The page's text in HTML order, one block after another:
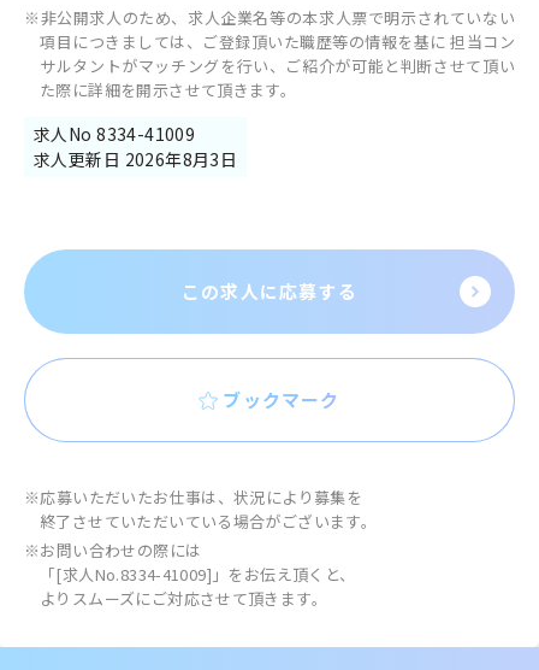
※非公開求人のため、求人企業名等の本求人票で明示されていない
項目につきましては、ご登録頂いた職歴等の情報を基に 担当コン
サルタントがマッチングを行い、ご紹介が可能と判断させて頂い
た際に詳細を開示させて頂きます。
求人No 8334-41009
求人更新日 2026年8月3日
この求人に応募する
ブックマーク
※応募いただいたお仕事は、状況により募集を
終了させていただいている場合がございます。
※お問い合わせの際には
「[求人No.8334-41009]」をお伝え頂くと、
よりスムーズにご対応させて頂きます。